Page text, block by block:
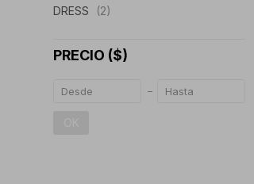
DRESS (2)
PRECIO ($)